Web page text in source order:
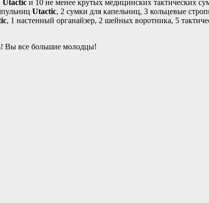
Utactic и 10 не менее крутых медицинских тактических
Utactic, 2 сумки для капельниц, 3 кольцевые
, 1 настенный органайзер, 2 шейных воротника, 5
Вы все большие молодцы!